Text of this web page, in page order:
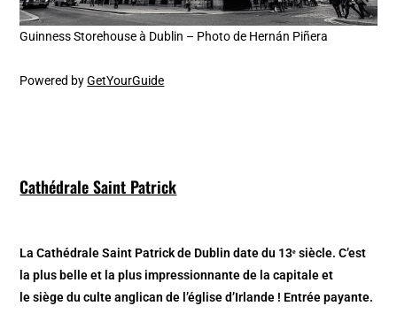
Guinness Storehouse à Dublin – Photo de Hernán Piñera
Powered byGetYourGuide
Cathédrale Saint Patrick
La Cathédrale Saint Patrick de Dublin date du 13ᵉ siècle. C’est
la plus belle et la plus impressionnante de la capitale et
le siège du culte anglican de l’église d’Irlande ! Entrée payante.